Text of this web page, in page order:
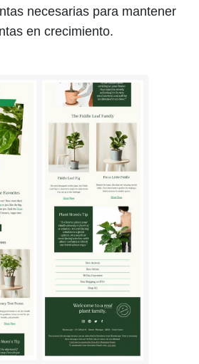
necesarias para mantener
en crecimiento.